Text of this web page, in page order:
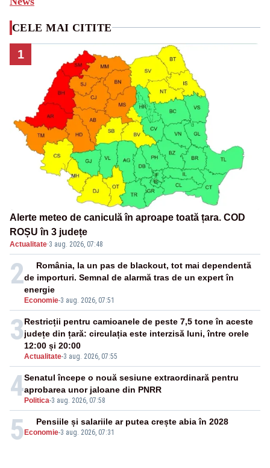
CELE MAI CITITE
1
Alerte meteo de caniculă în aproape toată țara. COD
ROȘU în 3 județe
Actualitate·3 aug. 2026, 07:48
2
Economie-3 aug. 2026, 07:51
România, la un pas de blackout, tot mai dependentă
de importuri. Semnal de alarmă tras de un expert în
energie
3
Actualitate-3 aug. 2026, 07:55
Restricții pentru camioanele de peste 7,5 tone în aceste
județe din țară: circulația este interzisă luni, între orele
12:00 și 20:00
4 Politica-3 aug. 2026, 07:58
Senatul începe o nouă sesiune extraordinară pentru
aprobarea unor jaloane din PNRR
5 Economie-3 aug. 2026, 07:31
Pensiile și salariile ar putea crește abia în 2028